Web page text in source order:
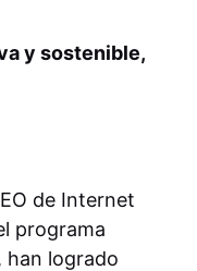
y sostenible,
de Internet
programa
han logrado